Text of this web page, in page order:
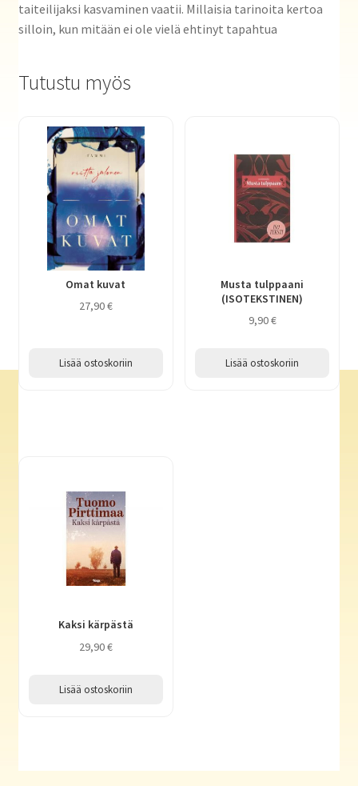
taiteilijaksi kasvaminen vaatii. Millaisia tarinoita kertoa
silloin, kun mitään ei ole vielä ehtinyt tapahtua
Tutustu myös
Omat kuvat
27,90€
Lisää ostoskoriin
Musta tulppaani
(ISOTEKSTINEN)
9,90€
Lisää ostoskoriin
Kaksi kärpästä
29,90€
Lisää ostoskoriin